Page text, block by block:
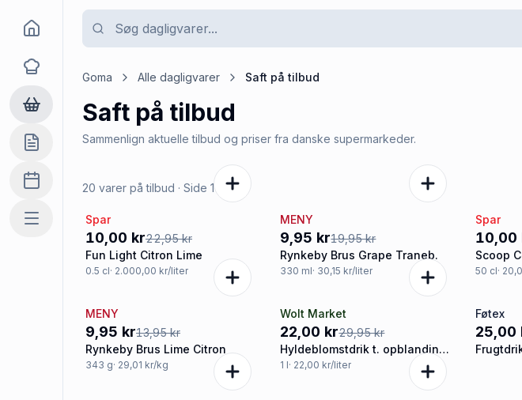
Goma
Opskrifter
Dagligvarer
Indkøbslisten
Madplan
Mere
Goma Alle dagligvarer Saft på tilbud
Saft på tilbud
Sammenlign aktuelle tilbud og priser fra danske supermarkeder.
20 varer på tilbud · Side 1af4
-56%
Spar
10,00 kr22,95 kr
Fun Light Citron Lime
0.5 cl· 2.000,00 kr/liter
-50%
MENY
9,95 kr19,95 kr
Rynkeby Brus Grape Traneb.
330 ml· 30,15 kr/liter
-50%
Spar
10,00
Scoop
50 cl·
-29%
MENY
9,95 kr13,95 kr
Rynkeby Brus Lime Citron
343 g· 29,01 kr/kg
-27%
Wolt Market
22,00 kr29,95 kr
Hyldeblomstdrik t. opblanding,
Rynkeby
1 l· 22,00 kr/liter
-24%
Føtex
25,00